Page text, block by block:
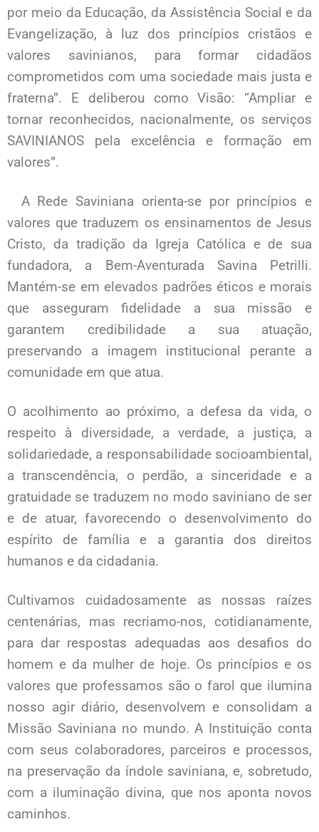
por meio da Educação, da Assistência Social e da
Evangelização, à luz dos princípios cristãos e
valores savinianos, para formar cidadãos
comprometidos com uma sociedade mais justa e
fraterna”. E deliberou como Visão: “Ampliar e
tornar reconhecidos, nacionalmente, os serviços
SAVINIANOS pela excelência e formação em
valores”.
A Rede Saviniana orienta-se por princípios e
valores que traduzem os ensinamentos de Jesus
Cristo, da tradição da Igreja Católica e de sua
fundadora, a Bem-Aventurada Savina Petrilli.
Mantém-se em elevados padrões éticos e morais
que asseguram fidelidade a sua missão e
garantem credibilidade a sua atuação,
preservando a imagem institucional perante a
comunidade em que atua.
O acolhimento ao próximo, a defesa da vida, o
respeito à diversidade, a verdade, a justiça, a
solidariedade, a responsabilidade socioambiental,
a transcendência, o perdão, a sinceridade e a
gratuidade se traduzem no modo saviniano de ser
e de atuar, favorecendo o desenvolvimento do
espírito de família e a garantia dos direitos
humanos e da cidadania.
Cultivamos cuidadosamente as nossas raízes
centenárias, mas recriamo-nos, cotidianamente,
para dar respostas adequadas aos desafios do
homem e da mulher de hoje. Os princípios e os
valores que professamos são o farol que ilumina
nosso agir diário, desenvolvem e consolidam a
Missão Saviniana no mundo. A Instituição conta
com seus colaboradores, parceiros e processos,
na preservação da índole saviniana, e, sobretudo,
com a iluminação divina, que nos aponta novos
caminhos.